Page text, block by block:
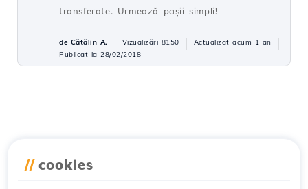
transferate. Urmează pașii simpli!
de Cătălin A. Vizualizări 8150
Actualizat acum 1 an
Publicat la 28/02/2018
// cookies